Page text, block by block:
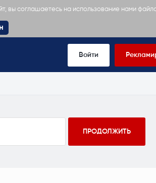
вы соглашаетесь на использование нами
Войти